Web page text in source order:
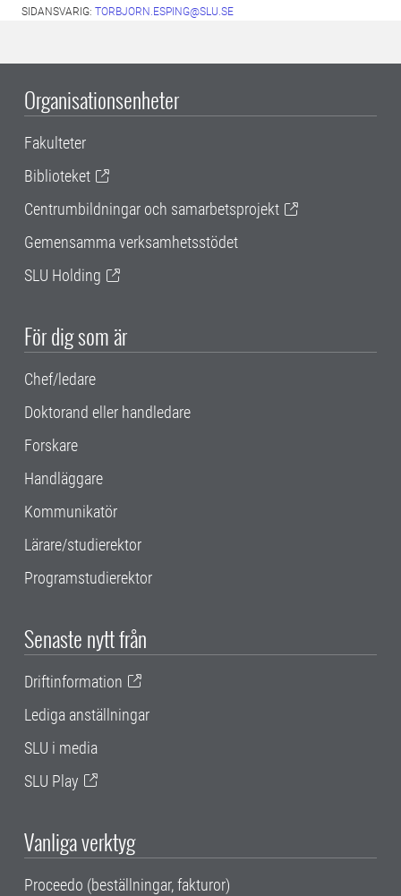
SIDANSVARIG: TORBJORN.ESPING@SLU.SE
Organisationsenheter
Fakulteter
Biblioteket
Centrumbildningar och samarbetsprojekt
Gemensamma verksamhetsstödet
SLU Holding
För dig som är
Chef/ledare
Doktorand eller handledare
Forskare
Handläggare
Kommunikatör
Lärare/studierektor
Programstudierektor
Senaste nytt från
Driftinformation
Lediga anställningar
SLU i media
SLU Play
Vanliga verktyg
Proceedo (beställningar, fakturor)